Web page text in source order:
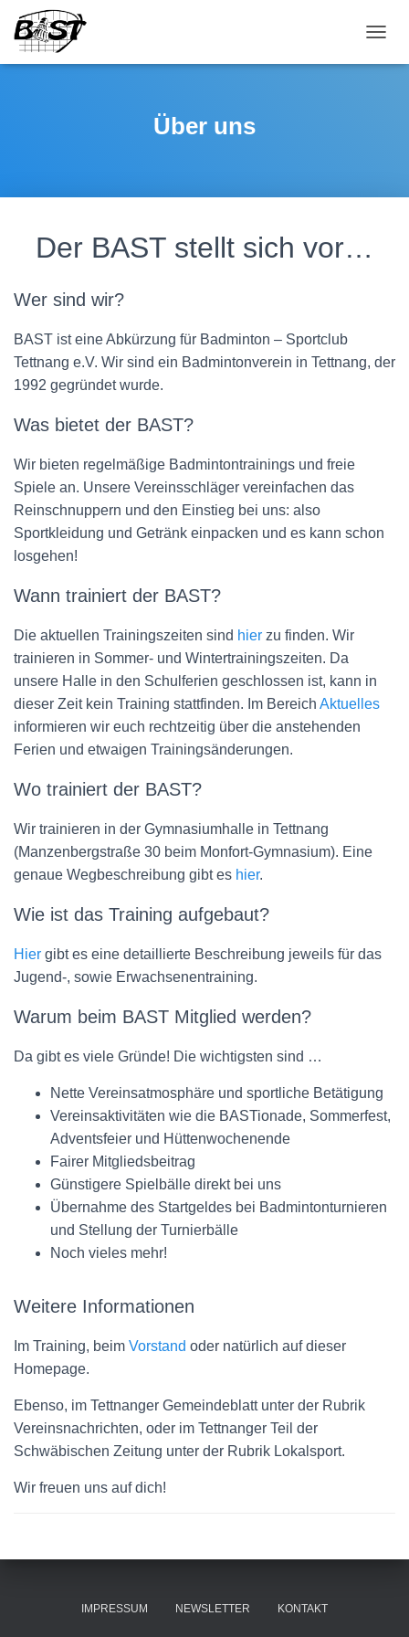
Über uns
Der BAST stellt sich vor…
Wer sind wir?
BAST ist eine Abkürzung für Badminton – Sportclub
Tettnang e.V. Wir sind ein Badmintonverein in Tettnang, der
1992 gegründet wurde.
Was bietet der BAST?
Wir bieten regelmäßige Badmintontrainings und freie
Spiele an. Unsere Vereinsschläger vereinfachen das
Reinschnuppern und den Einstieg bei uns: also
Sportkleidung und Getränk einpacken und es kann schon
losgehen!
Wann trainiert der BAST?
Die aktuellen Trainingszeiten sind hier zu finden. Wir
trainieren in Sommer- und Wintertrainingszeiten. Da
unsere Halle in den Schulferien geschlossen ist, kann in
dieser Zeit kein Training stattfinden. Im Bereich Aktuelles
informieren wir euch rechtzeitig über die anstehenden
Ferien und etwaigen Trainingsänderungen.
Wo trainiert der BAST?
Wir trainieren in der Gymnasiumhalle in Tettnang
(Manzenbergstraße 30 beim Monfort-Gymnasium). Eine
genaue Wegbeschreibung gibt es hier.
Wie ist das Training aufgebaut?
Hier gibt es eine detaillierte Beschreibung jeweils für das
Jugend-, sowie Erwachsenentraining.
Warum beim BAST Mitglied werden?
Da gibt es viele Gründe! Die wichtigsten sind …
Nette Vereinsatmosphäre und sportliche Betätigung
Vereinsaktivitäten wie die BASTionade, Sommerfest,
Adventsfeier und Hüttenwochenende
Fairer Mitgliedsbeitrag
Günstigere Spielbälle direkt bei uns
Übernahme des Startgeldes bei Badmintonturnieren
und Stellung der Turnierbälle
Noch vieles mehr!
Weitere Informationen
Im Training, beim Vorstand oder natürlich auf dieser
Homepage.
Ebenso, im Tettnanger Gemeindeblatt unter der Rubrik
Vereinsnachrichten, oder im Tettnanger Teil der
Schwäbischen Zeitung unter der Rubrik Lokalsport.
Wir freuen uns auf dich!
IMPRESSUM NEWSLETTER KONTAKT